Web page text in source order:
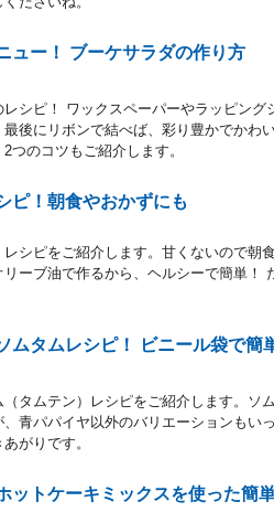
ュー！ ブーケサラダの作り方
シピ！ ワックスペーパーやラッピング
後にリボンで結べば、彩り豊かでかわ
つのコツもご紹介します。
ピ！朝食やおかずにも
シピをご紹介します。甘くないので朝
ーブ油で作るから、ヘルシーで簡単！
ムタムレシピ！ ビニール袋で簡
タムテン）レシピをご紹介します。ソ
青パパイヤ以外のバリエーションもい
がりです。
ットケーキミックスを使った簡